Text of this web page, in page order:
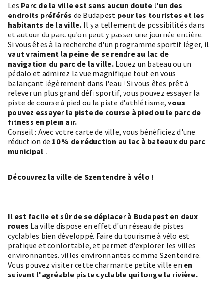
Les Parc de la ville est sans aucun doute l'un des
endroits préférés de Budapest pour les touristes et les
habitants de la ville. Il y a tellement de possibilités dans
et autour du parc qu'on peut y passer une journée entière.
Si vous êtes à la recherche d'un programme sportif léger, il
vaut vraiment la peine de se rendre au lac de
navigation du parc de la ville.Louez un bateau ou un
pédalo et admirez la vue magnifique tout en vous
balançant légèrement dans l'eau ! Si vous êtes prêt à
relever un plus grand défi sportif, vous pouvez essayer la
piste de course à pied ou la piste d'athlétisme, vous
pouvez essayer la piste de course à pied ou le parc de
fitness en plein air.
Conseil : Avec votre carte de ville, vous bénéficiez d'une
réduction de 10 % de réduction au lac à bateaux du parc
municipal .
Découvrez la ville de Szentendre à vélo !
Il est facile et sûr de se déplacer à Budapest en deux
roues La ville dispose en effet d'un réseau de pistes
cyclables bien développé. Faire du tourisme à vélo est
pratique et confortable, et permet d'explorer les villes
environnantes. villes environnantes comme Szentendre.
Vous pouvez visiter cette charmante petite ville en en
suivant l'agréable piste cyclable qui longe la rivière.